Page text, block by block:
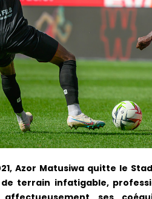
Azor Matusiwa quitte le
de terrain infatigable,